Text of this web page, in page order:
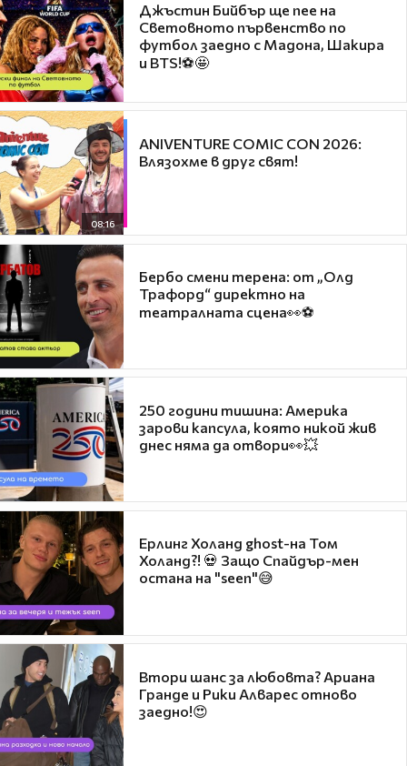
Джъстин Бийбър ще пее на
Световното първенство по
футбол заедно с Мадона, Шакира
и BTS!⚽🤩
08:16
ANIVENTURE COMIC CON 2026:
Влязохме в друг свят!
Бербо смени терена: от „Олд
Трафорд“ директно на
театралната сцена👀⚽
250 години тишина: Америка
зарови капсула, която никой жив
днес няма да отвори👀💥
Ерлинг Холанд ghost-на Том
Холанд?! 💀 Защо Спайдър-мен
остана на "seen"😅
Втори шанс за любовта? Ариана
Гранде и Рики Алварес отново
заедно!😍